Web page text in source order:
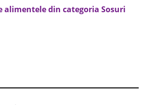
alimentele din categoria Sosuri